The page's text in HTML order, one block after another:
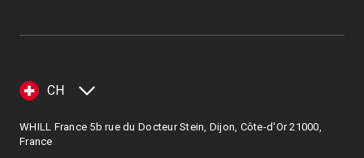
CH
WHILL France 5b rue du Docteur Stein, Dijon, Côte-d'Or 21000,
France